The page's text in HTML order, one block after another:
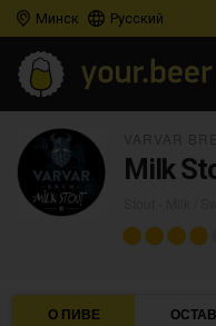
Минск Русский
Milk
О ПИВЕ